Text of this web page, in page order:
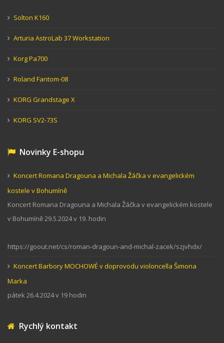
Solton K160
Arturia AstroLab 37 Workstation
Korg Pa700
Roland Fantom-08
KORG Grandstage X
KORG SV2-73S
Novinky E-shopu
Koncert Romana Dragouna a Michala Žáčka v evangelickém
kostele v Bohumíně
Koncert Romana Dragouna a Michala Žáčka v evangelickém kostele
v Bohumíně 29.5.2024 v 19. hodin
https://goout.net/cs/roman-dragoun-and-michal-zacek/szjvhdx/
Koncert Barbory MOCHOWÉ v doprovodu violoncella Šimona
Marka
pátek 26.4.2024 v 19 hodin
Rychlý kontakt